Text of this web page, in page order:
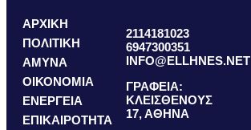
ΑΡΧΙΚΗ
ΠΟΛΙΤΙΚΗ
ΑΜΥΝΑ
ΟΙΚΟΝΟΜΙΑ
ΕΝΕΡΓΕΙΑ
ΕΠΙΚΑΙΡΟΤΗΤΑ
2114181023
6947300351
INFO@ELLHNES.NET
ΓΡΑΦΕΙΑ:
ΚΛΕΙΣΘΕΝΟΥΣ
17, ΑΘΗΝΑ